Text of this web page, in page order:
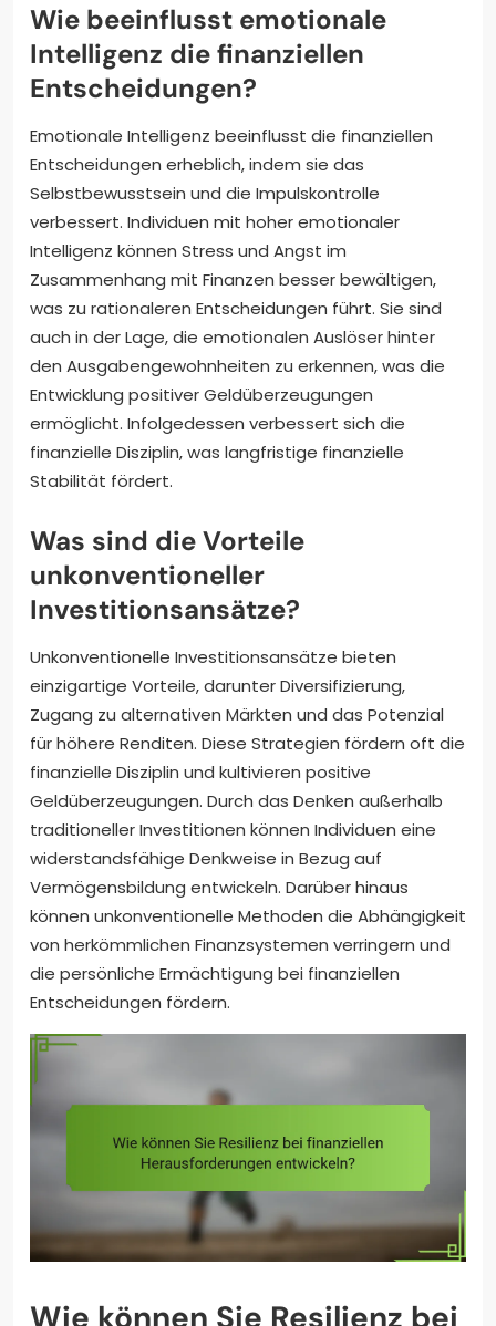
Wie beeinflusst emotionale
Intelligenz die finanziellen
Entscheidungen?
Emotionale Intelligenz beeinflusst die finanziellen
Entscheidungen erheblich, indem sie das
Selbstbewusstsein und die Impulskontrolle
verbessert. Individuen mit hoher emotionaler
Intelligenz können Stress und Angst im
Zusammenhang mit Finanzen besser bewältigen,
was zu rationaleren Entscheidungen führt. Sie sind
auch in der Lage, die emotionalen Auslöser hinter
den Ausgabengewohnheiten zu erkennen, was die
Entwicklung positiver Geldüberzeugungen
ermöglicht. Infolgedessen verbessert sich die
finanzielle Disziplin, was langfristige finanzielle
Stabilität fördert.
Was sind die Vorteile
unkonventioneller
Investitionsansätze?
Unkonventionelle Investitionsansätze bieten
einzigartige Vorteile, darunter Diversifizierung,
Zugang zu alternativen Märkten und das Potenzial
für höhere Renditen. Diese Strategien fördern oft die
finanzielle Disziplin und kultivieren positive
Geldüberzeugungen. Durch das Denken außerhalb
traditioneller Investitionen können Individuen eine
widerstandsfähige Denkweise in Bezug auf
Vermögensbildung entwickeln. Darüber hinaus
können unkonventionelle Methoden die Abhängigkeit
von herkömmlichen Finanzsystemen verringern und
die persönliche Ermächtigung bei finanziellen
Entscheidungen fördern.